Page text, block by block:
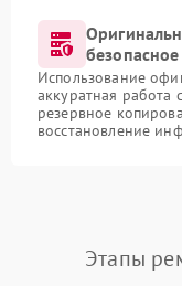
Использование
аккуратная работа
резервное
восстановление
Этапы